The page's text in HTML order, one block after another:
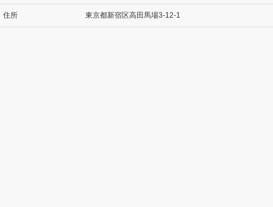
住所 東京都新宿区高田馬場3-12-1